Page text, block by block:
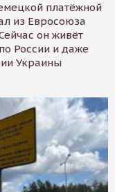
платёжной
из Евросоюза
он живёт
России и даже
Украины